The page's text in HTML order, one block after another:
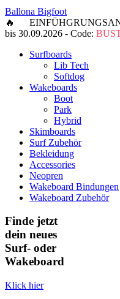
Ballona Bigfoot
🔥
bis 30.09.2026 - Code:
Surfboards
Lib Tech
Softdog
Wakeboards
Boot
Park
Hybrid
Skimboards
Surf Zubehör
Bekleidung
Accessories
Neopren
Wakeboard Bindungen
Wakeboard Zubehör
Finde jetzt
dein neues
Surf- oder
Wakeboard
Klick hier